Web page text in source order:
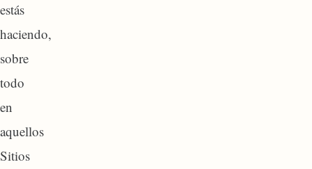
estás
haciendo,
sobre
todo
en
aquellos
Sitios